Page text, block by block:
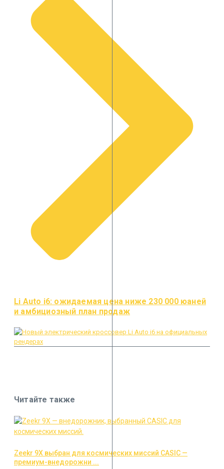
Li Auto i6: ожидаемая цена ниже 230 000 юаней
и амбициозный план продаж
Читайте также
Zeekr 9X выбран для космических миссий CASIC —
премиум-внедорожни ...